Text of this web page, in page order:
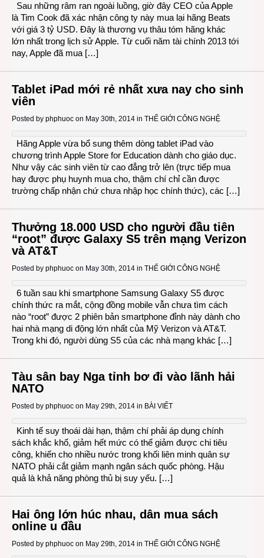
Sau những râm ran ngoài luồng, giờ đây CEO của Apple
là Tim Cook đã xác nhận công ty này mua lại hãng Beats
với giá 3 tỷ USD. Đây là thương vụ thâu tóm hãng khác
lớn nhất trong lịch sử Apple. Từ cuối năm tài chính 2013 tới
nay, Apple đã mua […]
Tablet iPad mới rẻ nhất xưa nay cho sinh
viên
Posted by phphuoc on May 30th, 2014 in THẾ GIỚI CÔNG NGHỆ
Hãng Apple vừa bổ sung thêm dòng tablet iPad vào
chương trình Apple Store for Education dành cho giáo dục.
Như vậy các sinh viên từ cao đẳng trở lên (trực tiếp mua
hay được phụ huynh mua cho, thậm chí chỉ cần được
trường chấp nhận chứ chưa nhập học chính thức), các […]
Thưởng 18.000 USD cho người đầu tiên
“root” được Galaxy S5 trên mạng Verizon
và AT&T
Posted by phphuoc on May 30th, 2014 in THẾ GIỚI CÔNG NGHỆ
6 tuần sau khi smartphone Samsung Galaxy S5 được
chính thức ra mắt, cộng đồng mobile vẫn chưa tìm cách
nào “root” được 2 phiên bản smartphone đỉnh này dành cho
hai nhà mạng di động lớn nhất của Mỹ Verizon và AT&T.
Trong khi đó, người dùng S5 của các nhà mạng khác […]
Tàu sân bay Nga tỉnh bơ đi vào lãnh hải
NATO
Posted by phphuoc on May 29th, 2014 in BÀI VIẾT
Kinh tế suy thoái dài hạn, thậm chí phải áp dụng chính
sách khắc khổ, giảm hết mức có thể giảm được chi tiêu
công, khiến cho nhiều nước trong khối liên minh quân sự
NATO phải cắt giảm mạnh ngân sách quốc phòng. Hậu
quả là khả năng phòng thủ bị suy yếu. […]
Hai ông lớn húc nhau, dân mua sách
online u đầu
Posted by phphuoc on May 29th, 2014 in THẾ GIỚI CÔNG NGHỆ